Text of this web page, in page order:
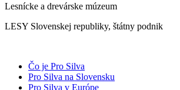
Lesnícke a drevárske múzeum
LESY Slovenskej republiky, štátny podnik
Čo je Pro Silva
Pro Silva na Slovensku
Pro Silva v Európe